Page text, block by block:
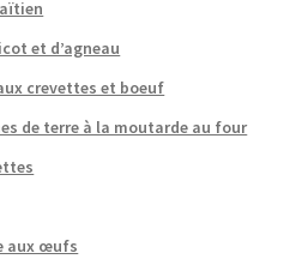
et d’agneau
crevettes et boeuf
de terre à la moutarde au four
aux œufs